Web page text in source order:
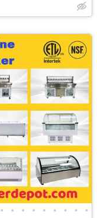
• • • • • • • • •